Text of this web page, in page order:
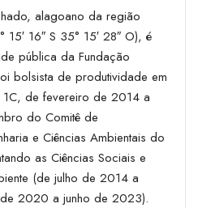
alagoano da região
16″ S 35° 15′ 28″ O), é
pública da Fundação
bolsista de produtividade em
de fevereiro de 2014 a
do Comitê de
e Ciências Ambientais do
as Ciências Sociais e
(de julho de 2014 a
2020 a junho de 2023).